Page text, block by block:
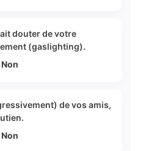
douter de votre
(gaslighting).
Non
de vos amis,
Non